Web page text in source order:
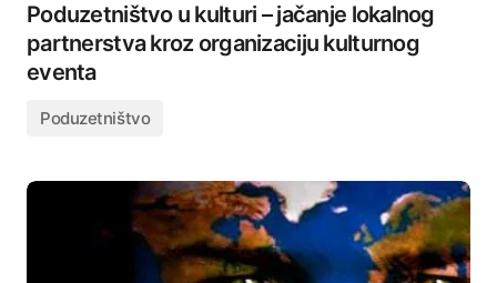
Poduzetništvo u kulturi – jačanje lokalnog
partnerstva kroz organizaciju kulturnog
eventa
Poduzetništvo